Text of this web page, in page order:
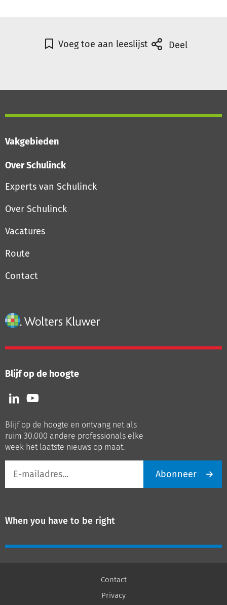
Voeg toe aan leeslijst Deel
Vakgebieden
Over Schulinck
Experts van Schulinck
Over Schulinck
Vacatures
Route
Contact
Blijf op de hoogte
Volg
ons
LinkedIn
Volg
ons
Youtube
Blijf op de hoogte en ontvang net als
ruim 30.000 andere professionals elke
week het laatste nieuws op maat.
mailadres
Abonneer
When you have to be right
Contact
Privacy